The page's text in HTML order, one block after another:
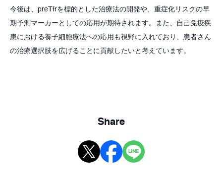
今後は、preTfrを標的とした治療法の開発や、重症化リスクの早
期予測マーカーとしての応用が期待されます。また、自己免疫疾
患における養子細胞療法への応用も視野に入れており、患者さん
の治療選択肢を広げることに貢献したいと考えています。
Share